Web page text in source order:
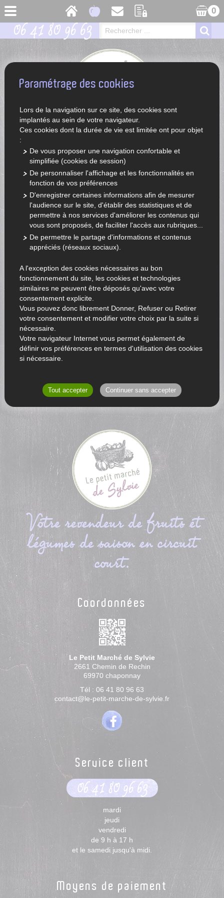
0
06 41 80 96 63
ACCUEIL LÉGUMES ET FRUITS DE SAISON
Votre revendeur de fruits et
légumes de saison en circuit
court.
Coordonnées
Le Petit Marché de Sylvie
2661 Chemin de Rechin
69970 chaponnay
Tél : 06 41 80 96 63
contact@le-petit-marche-de-sylvie.fr
Service client
06 41 80 96 63
mardi
jeudi
vendredi
de 9 h à 17 h
et le samedi jusqu'à midi.
Moyens de paiement
Paramétrage des cookies
Lors de la navigation sur ce site, des cookies sont
implantés au sein de votre navigateur.
Ces cookies dont la durée de vie est limitée ont pour objet
:
De vous proposer une navigation confortable et
simplifiée (cookies de session)
De personnaliser l'affichage et les fonctionnalités en
fonction de vos préférences
D'enregistrer certaines informations afin de mesurer
l'audience sur le site, d'établir des statistiques et de
permettre à nos services d'améliorer les contenus qui
vous sont proposés, de faciliter l'accès aux rubriques...
De permettre le partage d'informations et contenus
appréciés (réseaux sociaux).
A l'exception des cookies nécessaires au bon
fonctionnement du site, les cookies et technologies
similaires ne peuvent être déposés qu'avec votre
consentement explicite.
Vous pouvez donc librement Donner, Refuser ou Retirer
votre consentement et modifier votre choix par la suite si
nécessaire.
Votre navigateur Internet vous permet également de
définir vos préférences en termes d'utilisation des cookies
si nécessaire.
Tout accepter Continuer sans accepter